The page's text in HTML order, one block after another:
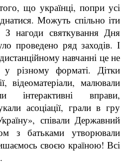
що українці, попри усі
Можуть спільно іти
З нагоди святкування Дня
проведено ряд заходів. І
навчанні це не
у різному форматі. Дітки
відеоматеріали, малювали
інтерактивні вправи,
асоціації, грали в гру
співали Державний
з батьками утворювали
своєю країною! Всі